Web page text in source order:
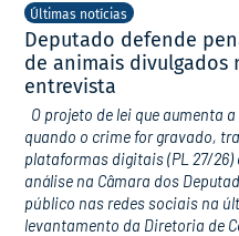
Últimas notícias
Deputado defende
de animais divulgados
entrevista
O projeto de lei que aumenta
quando o crime for gravado,
plataformas digitais (PL 27/
análise na Câmara dos
público nas redes sociais na
levantamento da Diretoria de